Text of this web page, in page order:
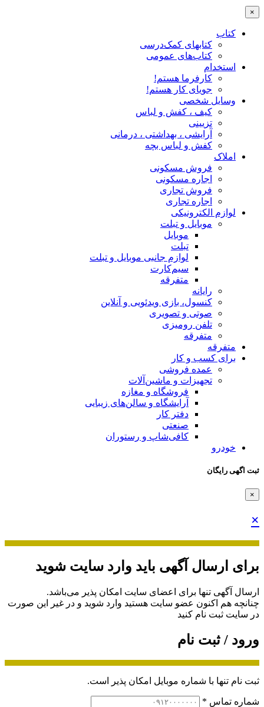
×
کتاب
کتابهای کمک‌درسی
کتاب‌های عمومی
استخدام
کارفرما هستم!
جویای کار هستم!
وسایل شخصی
کیف ، کفش و لباس
تزیینی
آرایشی ، بهداشتی ، درمانی
کفش و لباس بچه
املاک
فروش مسکونی
اجاره مسکونی
فروش تجاری
اجاره تجاری
لوازم الکترونیکی
موبایل و تبلت
موبایل
تبلت
لوازم جانبی موبایل و تبلت
سیم‌کارت
متفرقه
رایانه
کنسول، بازی‌ ویدئویی و آنلاین
صوتی و تصویری
تلفن رومیزی
متفرقه
متفرقه
برای کسب و کار
عمده فروشی
تجهیزات و ماشین‌آلات
فروشگاه و مغازه
آرایشگاه و سالن‌های زیبایی
دفتر کار
صنعتی
کافی‌شاپ و رستوران
خودرو
ثبت اگهی رایگان
×
×
برای ارسال آگهی باید وارد سایت شوید
ارسال آگهی تنها برای اعضای سایت امکان پذیر می‌باشد.
چنانچه هم‌ اکنون عضو سایت هستید وارد شوید و در غیر این صورت
در سایت ثبت نام کنید
ورود / ثبت نام
ثبت نام تنها با شماره موبایل امکان پذیر است.
شماره تماس *